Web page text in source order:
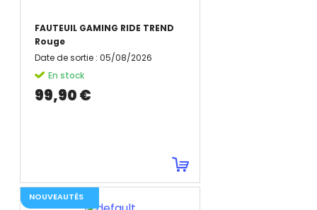
FAUTEUIL GAMING RIDE TREND
Rouge
Date de sortie : 05/08/2026
En stock
99,90 €
NOUVEAUTÉS